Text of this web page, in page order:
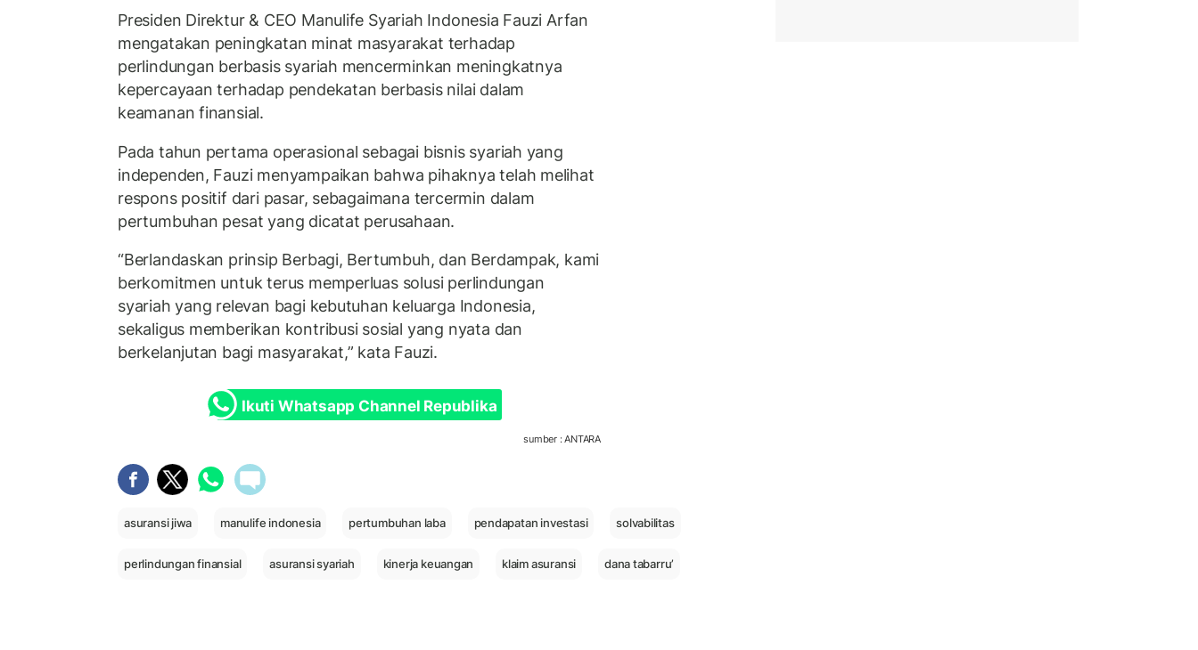
Presiden Direktur & CEO Manulife Syariah Indonesia Fauzi Arfan
mengatakan peningkatan minat masyarakat terhadap
perlindungan berbasis syariah mencerminkan meningkatnya
kepercayaan terhadap pendekatan berbasis nilai dalam
keamanan finansial.
Pada tahun pertama operasional sebagai bisnis syariah yang
independen, Fauzi menyampaikan bahwa pihaknya telah melihat
respons positif dari pasar, sebagaimana tercermin dalam
pertumbuhan pesat yang dicatat perusahaan.
“Berlandaskan prinsip Berbagi, Bertumbuh, dan Berdampak, kami
berkomitmen untuk terus memperluas solusi perlindungan
syariah yang relevan bagi kebutuhan keluarga Indonesia,
sekaligus memberikan kontribusi sosial yang nyata dan
berkelanjutan bagi masyarakat,” kata Fauzi.
Ikuti Whatsapp Channel Republika
sumber : ANTARA
asuransi jiwa manulife indonesia pertumbuhan laba pendapatan investasi solvabilitas
perlindungan finansial asuransi syariah kinerja keuangan klaim asuransi dana tabarru’